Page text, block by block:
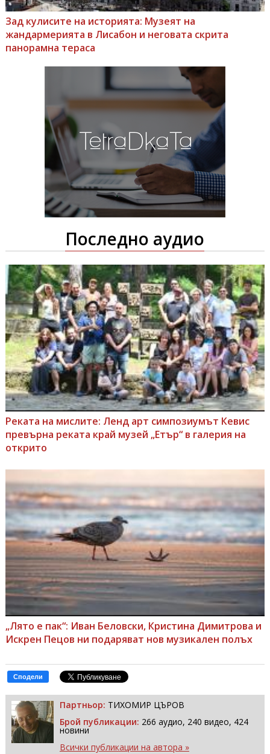
Зад кулисите на историята: Музеят на
жандармерията в Лисабон и неговата скрита
панорамна тераса
Последно аудио
Реката на мислите: Ленд арт симпозиумът Кевис
превърна реката край музей „Етър“ в галерия на
открито
„Лято е пак“: Иван Беловски, Кристина Димитрова и
Искрен Пецов ни подаряват нов музикален полъх
Сподели
Партньор: ТИХОМИР ЦЪРОВ
Брой публикации: 266 аудио, 240 видео, 424
новини
Всички публикации на автора »